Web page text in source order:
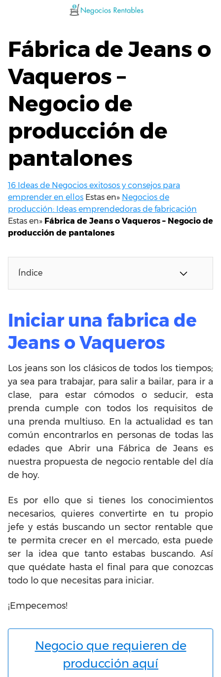
Fábrica de Jeans o
Vaqueros –
Negocio de
producción de
pantalones
16 Ideas de Negocios exitosos y consejos para
emprender en ellos Estas en» Negocios de
producción: Ideas emprendedoras de fabricación
Estas en» Fábrica de Jeans o Vaqueros – Negocio de
producción de pantalones
Índice
Iniciar una fabrica de
Jeans o Vaqueros
Los jeans son los clásicos de todos los tiempos;
ya sea para trabajar, para salir a bailar, para ir a
clase, para estar cómodos o seducir, esta
prenda cumple con todos los requisitos de
una prenda multiuso. En la actualidad es tan
común encontrarlos en personas de todas las
edades que Abrir una Fábrica de Jeans es
nuestra propuesta de negocio rentable del día
de hoy.
Es por ello que si tienes los conocimientos
necesarios, quieres convertirte en tu propio
jefe y estás buscando un sector rentable que
te permita crecer en el mercado, esta puede
ser la idea que tanto estabas buscando. Así
que quédate hasta el final para que conozcas
todo lo que necesitas para iniciar.
¡Empecemos!
Negocio que requieren de
producción aquí